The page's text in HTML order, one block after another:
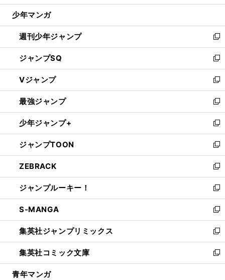
ウ
開
く
少年マンガ
週刊少年ジャンプ
新
し
い
ウ
ィ
ン
ド
ウ
で
開
く
ジャンプSQ
新
し
い
ウ
ィ
ン
ド
ウ
で
開
く
Vジャンプ
新
し
い
ウ
ィ
ン
ド
ウ
で
開
く
最強ジャンプ
新
し
い
ウ
ィ
ン
ド
ウ
で
開
く
少年ジャンプ+
新
し
い
ウ
ィ
ン
ド
ウ
で
開
く
ジャンプTOON
新
し
い
ウ
ィ
ン
ド
ウ
で
開
く
ZEBRACK
新
し
い
ウ
ィ
ン
ド
ウ
で
開
ジャンプルーキー！
新
し
い
ウ
ィ
ン
ド
ウ
S-MANGA
新
し
い
ウ
ィ
ン
集英社ジャンプリミックス
新
し
い
ウ
集英社コミック文庫
新
し
青年マンガ